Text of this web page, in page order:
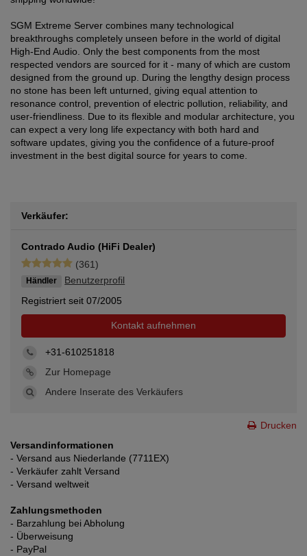
SGM Extreme Server combines many technological
breakthroughs completely unseen before in the world of digital
High-End Audio. Only the best components from the most
respected vendors are sourced for it - many of which are custom
designed from the ground up. During the lengthy design process
no stone has been left unturned, giving equal attention to
resonance control, prevention of electric pollution, reliability, and
user-friendliness. Due to its flexible and modular architecture, you
can expect a very long life expectancy with both hard and
software updates, giving you the confidence of a future-proof
investment in the best digital source for years to come.
Verkäufer:
Contrado Audio (HiFi Dealer)
(361)
Händler
Benutzerprofil
Registriert seit 07/2005
Kontakt aufnehmen
+31-610251818
Zur Homepage
Andere Inserate des Verkäufers
Drucken
Versandinformationen
- Versand aus Niederlande (7711EX)
- Verkäufer zahlt Versand
- Versand weltweit
Zahlungsmethoden
- Barzahlung bei Abholung
- Überweisung
- PayPal